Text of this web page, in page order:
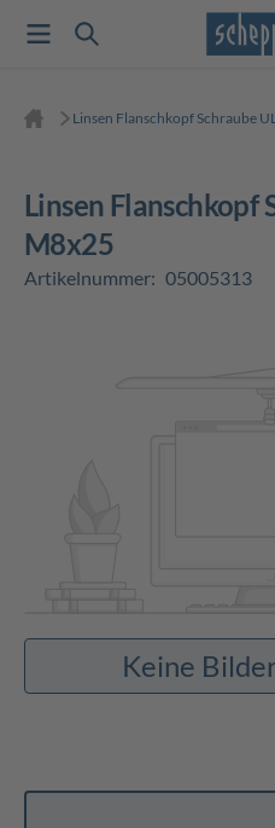
Linsen Flanschkopf Schraube
Linsen Flanschkopf Schraube ULF-
M8x25
Artikelnummer: 05005313
Keine